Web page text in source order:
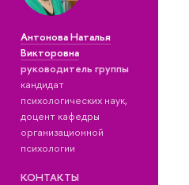
Антонова Наталья
Викторовна
руководитель группы
кандидат
психологических наук,
доцент кафедры
организационной
психологии
КОНТАКТЫ